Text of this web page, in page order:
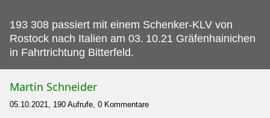
193 308 passiert mit einem Schenker-KLV von
Rostock nach Italien am 03. 10.21 Gräfenhainichen
in Fahrtrichtung Bitterfeld.
Martin Schneider
05.10.2021, 190 Aufrufe, 0 Kommentare